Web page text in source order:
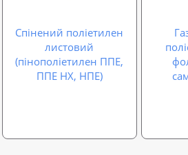
Спінений поліетилен
листовий
(пінополіетилен ППЕ,
ППЕ НХ, НПЕ)